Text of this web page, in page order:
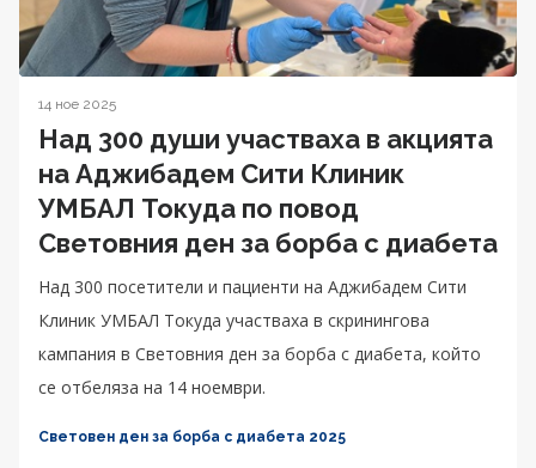
14 ное 2025
Над 300 души участваха в акцията
на Аджибадем Сити Клиник
УМБАЛ Токуда по повод
Световния ден за борба с диабета
Над 300 посетители и пациенти на Аджибадем Сити
Клиник УМБАЛ Токуда участваха в скринингова
кампания в Световния ден за борба с диабета, който
се отбеляза на 14 ноември.
Световен ден за борба с диабета 2025